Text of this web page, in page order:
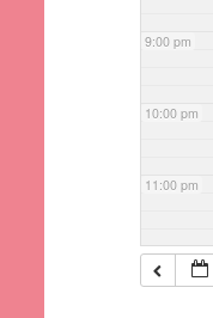
9:00 pm
10:00 pm
11:00 pm